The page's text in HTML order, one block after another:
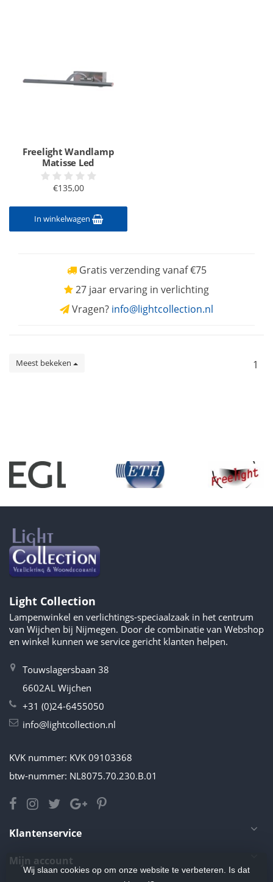
Freelight Wandlamp
Matisse Led
€135,00
In winkelwagen
Gratis verzending vanaf €75
27 jaar ervaring in verlichting
Vragen? info@lightcollection.nl
Meest bekeken 1
Light Collection
Lampenwinkel en verlichtings-speciaalzaak in het centrum
van Wijchen bij Nijmegen. Door de combinatie van Webshop
en winkel kunnen we service gericht klanten helpen.
Touwslagersbaan 38
6602AL Wijchen
+31 (0)24-6455050
info@lightcollection.nl
KVK nummer: KVK 09103368
btw-nummer: NL8075.70.230.B.01
Klantenservice
Mijn account
Wij slaan cookies op om onze website te verbeteren. Is dat